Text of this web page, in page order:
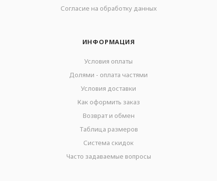
Согласие на обработку данных
ИНФОРМАЦИЯ
Условия оплаты
Долями - оплата частями
Условия доставки
Как оформить заказ
Возврат и обмен
Таблица размеров
Система скидок
Часто задаваемые вопросы